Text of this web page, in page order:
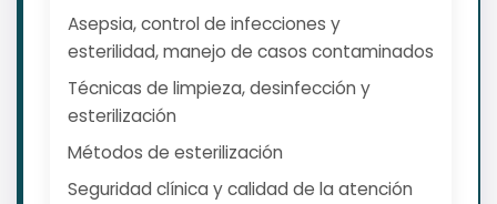
Asepsia, control de infecciones y
esterilidad, manejo de casos contaminados
Técnicas de limpieza, desinfección y
esterilización
Métodos de esterilización
Seguridad clínica y calidad de la atención